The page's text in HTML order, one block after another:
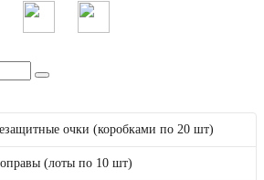
детские солнцезащитные очки
по 20 шт)
очки (коробками по 20 шт)
(лоты по 10 шт)